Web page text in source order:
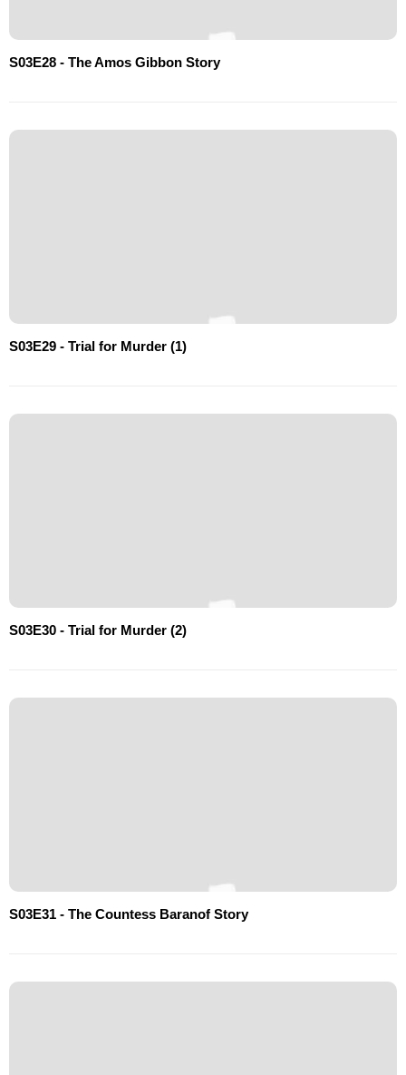
S03E28 - The Amos Gibbon Story
S03E29 - Trial for Murder (1)
S03E30 - Trial for Murder (2)
S03E31 - The Countess Baranof Story